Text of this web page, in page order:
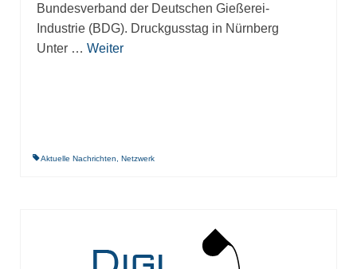
Bundesverband der Deutschen Gießerei-
Industrie (BDG). Druckgusstag in Nürnberg
Unter … Weiter
Aktuelle Nachrichten Netzwerk